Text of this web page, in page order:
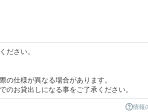
ださい。
の仕様が異なる場合があります。
のお貸出しになる事をご了承ください。
情報